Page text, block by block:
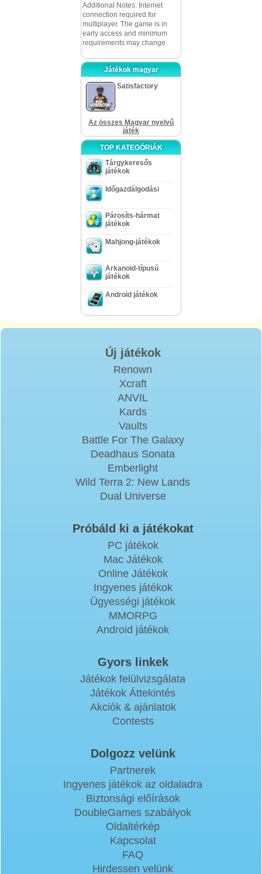
Additional Notes: Internet
connection required for
multiplayer. The game is in
early access and minimum
requirements may change.
Játékok magyar
Satisfactory
Az összes Magyar nyelvű
játék
TOP KATEGÓRIÁK
Tárgykeresős
játékok
Időgazdálgodási
Párosíts-hármat
játékok
Mahjong-játékok
Arkanoid-típusú
játékok
Android játékok
Új játékok
Renown
Xcraft
ANVIL
Kards
Vaults
Battle For The Galaxy
Deadhaus Sonata
Emberlight
Wild Terra 2: New Lands
Dual Universe
Próbáld ki a játékokat
PC játékok
Mac Játékok
Online Játékok
Ingyenes játékok
Ügyességi játékok
MMORPG
Android játékok
Gyors linkek
Játékok felülvizsgálata
Játékok Áttekintés
Akciók & ajánlatok
Contests
Dolgozz velünk
Partnerek
Ingyenes játékok az oldaladra
Biztonsági előírások
DoubleGames szabályok
Oldaltérkép
Kapcsolat
FAQ
Hirdessen velünk